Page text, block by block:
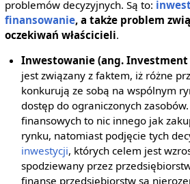
problemów decyzyjnych. Są to:
finansowanie, a także problem
oczekiwań właścicieli.
Inwestowanie (ang.
jest związany z faktem, iż różne
konkurują ze sobą na wspólnym
dostęp do ograniczonych
finansowych to nic innego jak
rynku, natomiast podjęcie tych
inwestycji, których celem jest
spodziewany przez
finanse przedsiębiorstw są